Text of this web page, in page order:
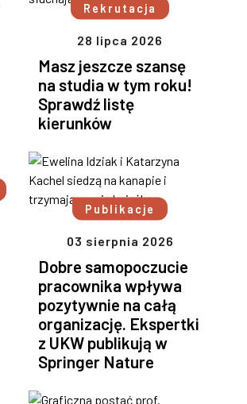
Rekrutacja
28 lipca 2026
Masz jeszcze szansę
na studia w tym roku!
Sprawdź listę
kierunków
Publikacje
03 sierpnia 2026
Dobre samopoczucie
pracownika wpływa
pozytywnie na całą
organizację. Ekspertki
z UKW publikują w
Springer Nature